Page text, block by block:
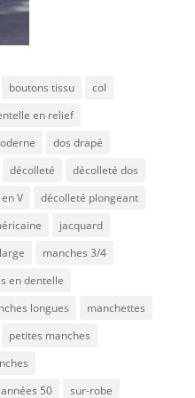
boutons tissu
col
en relief
dos drapé
décolleté
décolleté dos
V
décolleté plongeant
jacquard
manches 3/4
en dentelle
longues
manchettes
petites manches
50 sur-robe